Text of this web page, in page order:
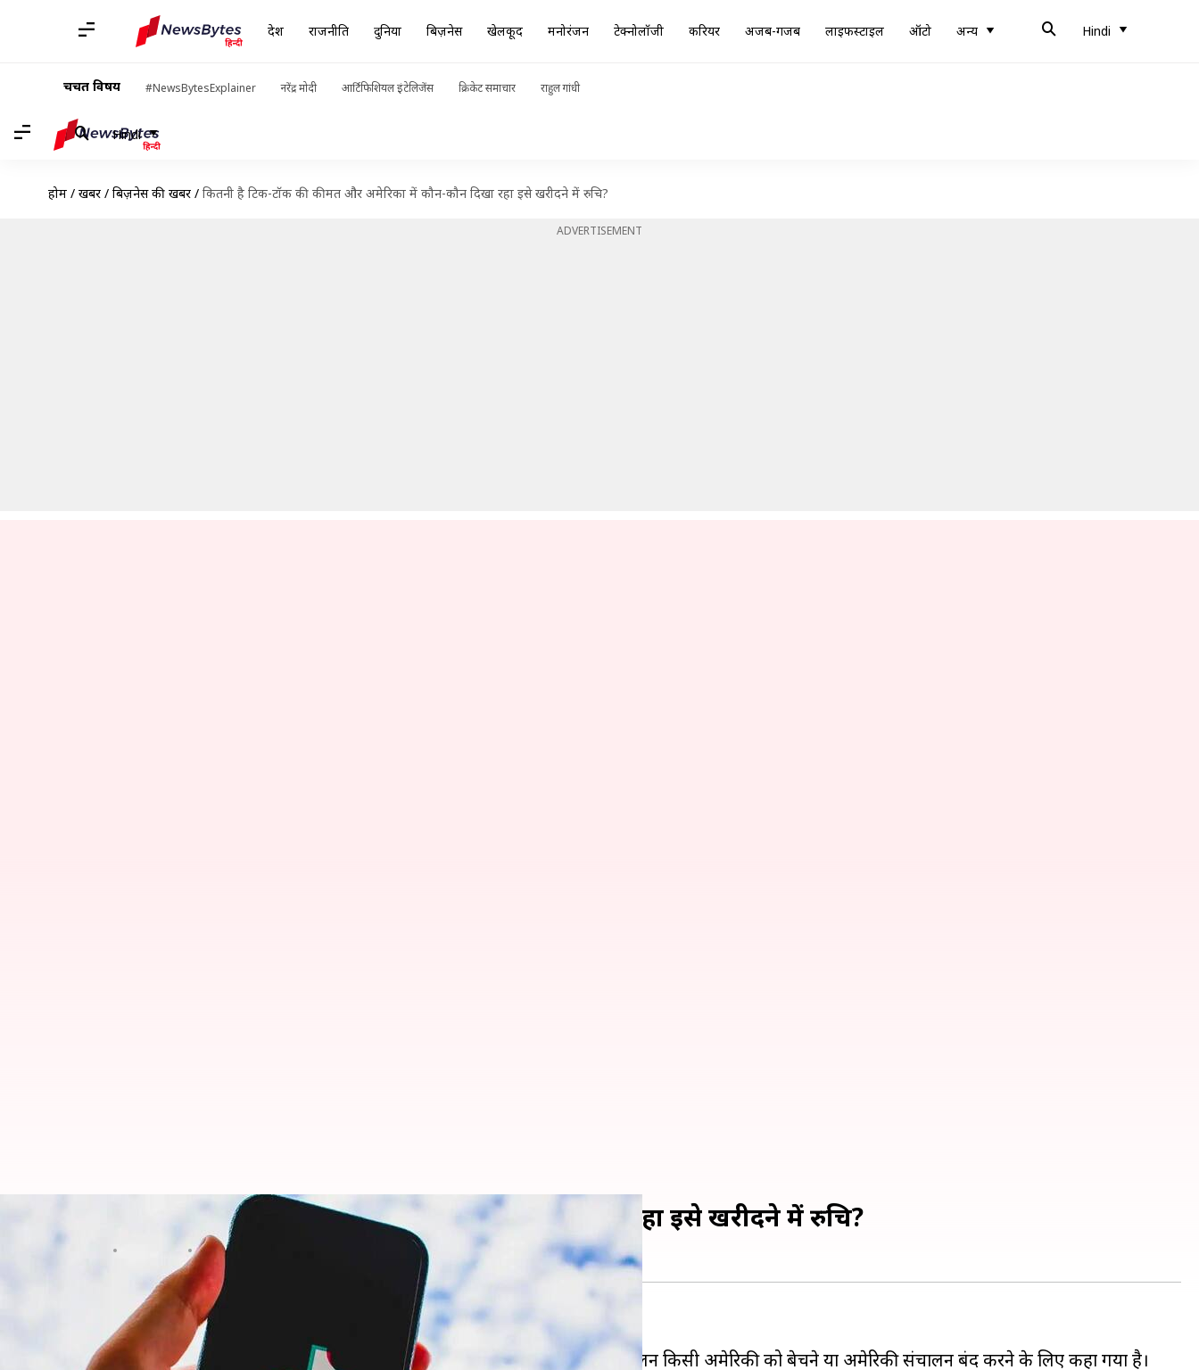
देश राजनीति दुनिया बिज़नेस खेलकूद मनोरंजन टेक्नोलॉजी करियर अजब-गजब लाइफस्टाइल ऑटो अन्य Hindi
चर्चित विषय #NewsBytesExplainer नरेंद्र मोदी आर्टिफिशियल इंटेलिजेंस क्रिकेट समाचार राहुल गांधी
Hindi
होम / खबरें / बिज़नेस की खबरें / कितनी है टिक-टॉक की कीमत और अमेरिका में कौन-कौन दिखा रहा इसे खरीदने में रुचि?
ADVERTISEMENT
कितनी है टिक-टॉक की कीमत और अमेरिका में कौन-कौन दिखा रहा इसे खरीदने में रुचि?
03:10 pm
में 19 जनवरी से शॉर्ट वीडियो प्लेटफॉर्म टिक-टॉक बंदहो सकता है।
संघीय कानून के तहत टिक-टॉक को अपनी चीन स्थित कंपनी बाइटडांस से अलग होने, इसका संचालन किसी अमेरिकी को बेचने या अमेरिकी संचालन बंद करने के लिए कहा गया है।